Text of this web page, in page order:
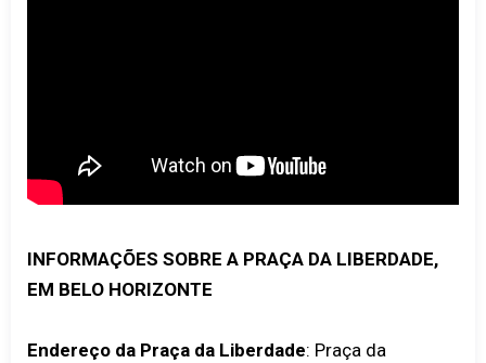
INFORMAÇÕES SOBRE A PRAÇA DA LIBERDADE,
EM BELO HORIZONTE
Endereço da Praça da Liberdade: Praça da